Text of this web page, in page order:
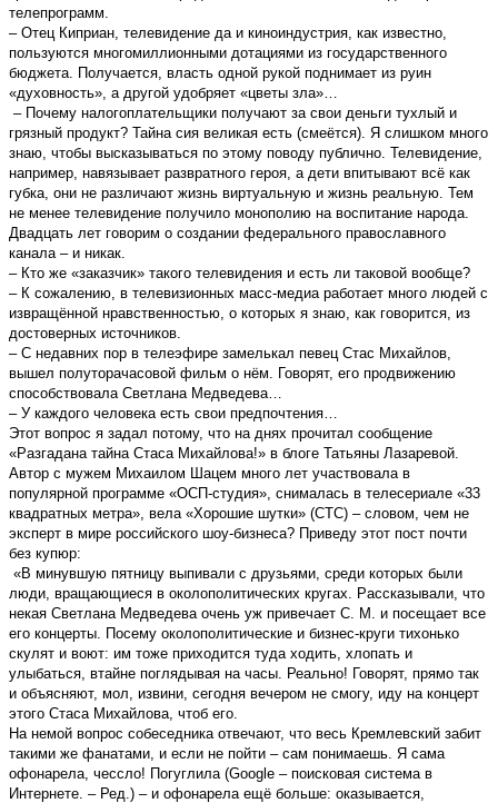
телепрограмм.
– Отец Киприан, телевидение да и киноиндустрия, как известно,
пользуются многомиллионными дотациями из государственного
бюджета. Получается, власть одной рукой поднимает из руин
«духовность», а другой удобряет «цветы зла»…
– Почему налогоплательщики получают за свои деньги тухлый и
грязный продукт? Тайна сия великая есть (смеётся). Я слишком много
знаю, чтобы высказываться по этому поводу публично. Телевидение,
например, навязывает развратного героя, а дети впитывают всё как
губка, они не различают жизнь виртуальную и жизнь реальную. Тем
не менее телевидение получило монополию на воспитание народа.
Двадцать лет говорим о создании федерального православного
канала – и никак.
– Кто же «заказчик» такого телевидения и есть ли таковой вообще?
– К сожалению, в телевизионных масс-медиа работает много людей с
извращённой нравственностью, о которых я знаю, как говорится, из
достоверных источников.
– С недавних пор в телеэфире замелькал певец Стас Михайлов,
вышел полуторачасовой фильм о нём. Говорят, его продвижению
способствовала Светлана Медведева…
– У каждого человека есть свои предпочтения…
Этот вопрос я задал потому, что на днях прочитал сообщение
«Разгадана тайна Стаса Михайлова!» в блоге Татьяны Лазаревой.
Автор с мужем Михаилом Шацем много лет участвовала в
популярной программе «ОСП-студия», снималась в телесериале «33
квадратных метра», вела «Хорошие шутки» (СТС) – словом, чем не
эксперт в мире российского шоу-бизнеса? Приведу этот пост почти
без купюр:
«В минувшую пятницу выпивали с друзьями, среди которых были
люди, вращающиеся в околополитических кругах. Рассказывали, что
некая Светлана Медведева очень уж привечает С. М. и посещает все
его концерты. Посему околополитические и бизнес-круги тихонько
скулят и воют: им тоже приходится туда ходить, хлопать и
улыбаться, втайне поглядывая на часы. Реально! Говорят, прямо так
и объясняют, мол, извини, сегодня вечером не смогу, иду на концерт
этого Стаса Михайлова, чтоб его.
На немой вопрос собеседника отвечают, что весь Кремлевский забит
такими же фанатами, и если не пойти – сам понимаешь. Я сама
офонарела, чессло! Погуглила (Google – поисковая система в
Интернете. – Ред.) – и офонарела ещё больше: оказывается,